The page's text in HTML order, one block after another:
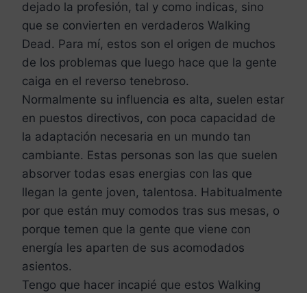
dejado la profesión, tal y como indicas, sino
que se convierten en verdaderos Walking
Dead. Para mí, estos son el origen de muchos
de los problemas que luego hace que la gente
caiga en el reverso tenebroso.
Normalmente su influencia es alta, suelen estar
en puestos directivos, con poca capacidad de
la adaptación necesaria en un mundo tan
cambiante. Estas personas son las que suelen
absorver todas esas energias con las que
llegan la gente joven, talentosa. Habitualmente
por que están muy comodos tras sus mesas, o
porque temen que la gente que viene con
energía les aparten de sus acomodados
asientos.
Tengo que hacer incapié que estos Walking